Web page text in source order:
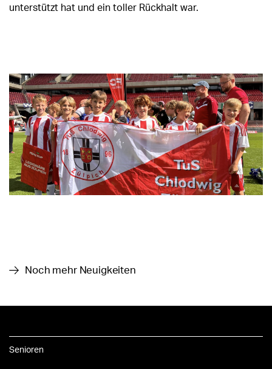
unterstützt hat und ein toller Rückhalt war.
Noch mehr Neuigkeiten
Senioren